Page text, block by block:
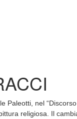
Paleotti, nel
religiosa. Il